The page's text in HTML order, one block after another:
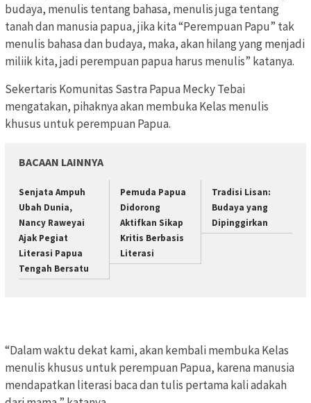
budaya, menulis tentang bahasa, menulis juga tentang
tanah dan manusia papua, jika kita “Perempuan Papu” tak
menulis bahasa dan budaya, maka, akan hilang yang menjadi
miliik kita, jadi perempuan papua harus menulis” katanya.
Sekertaris Komunitas Sastra Papua Mecky Tebai
mengatakan, pihaknya akan membuka Kelas menulis
khusus untuk perempuan Papua.
BACAAN LAINNYA
Senjata Ampuh
Ubah Dunia,
Nancy Raweyai
Ajak Pegiat
Literasi Papua
Tengah Bersatu
Pemuda Papua
Didorong
Aktifkan Sikap
Kritis Berbasis
Literasi
Tradisi Lisan:
Budaya yang
Dipinggirkan
“Dalam waktu dekat kami, akan kembali membuka Kelas
menulis khusus untuk perempuan Papua, karena manusia
mendapatkan literasi baca dan tulis pertama kali adakah